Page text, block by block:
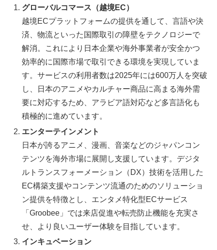
グローバルコマース（越境EC）
越境ECプラットフォームの提供を通して、言語や決
済、物流といった国際取引の障壁をテクノロジーで
解消。これにより日本企業や海外事業者が安全かつ
効率的に国際市場で取引できる環境を実現していま
す。サービスの利用者数は2025年には600万人を突破
し、日本のアニメやカルチャー商品に高まる海外需
要に対応するため、アラビア語対応など多言語化も
積極的に進めています。
エンターテインメント
日本が誇るアニメ、漫画、音楽などのジャパンコン
テンツを海外市場に展開し支援しています。デジタ
ルトランスフォーメーション（DX）技術を活用した
EC構築支援やコンテンツ流通のためのソリューショ
ン提供を特徴とし、エンタメ特化型ECサービス
「Groobee」では来店促進や転売防止機能を充実さ
せ、より良いユーザー体験を目指しています。
インキュベーション